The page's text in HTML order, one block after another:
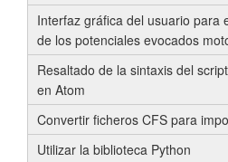
Interfaz gráfica del usuario para
de los potenciales evocados
Resaltado de la sintaxis del
en Atom
Convertir ficheros CFS para
Utilizar la biblioteca Python